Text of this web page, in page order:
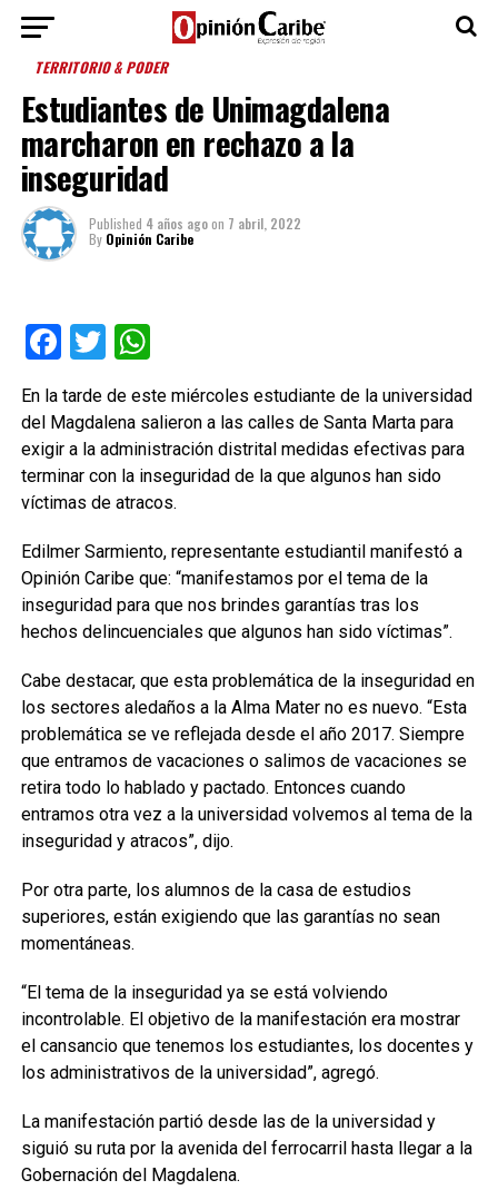
TERRITORIO & PODER
Estudiantes de Unimagdalena
marcharon en rechazo a la
inseguridad
Published 4 años agoon 7 abril, 2022
By Opinión Caribe
Facebook
TwitterWhatsApp
En la tarde de este miércoles estudiante de la universidad
del Magdalena salieron a las calles de Santa Marta para
exigir a la administración distrital medidas efectivas para
terminar con la inseguridad de la que algunos han sido
víctimas de atracos.
Edilmer Sarmiento, representante estudiantil manifestó a
Opinión Caribe que: “manifestamos por el tema de la
inseguridad para que nos brindes garantías tras los
hechos delincuenciales que algunos han sido víctimas”.
Cabe destacar, que esta problemática de la inseguridad en
los sectores aledaños a la Alma Mater no es nuevo. “Esta
problemática se ve reflejada desde el año 2017. Siempre
que entramos de vacaciones o salimos de vacaciones se
retira todo lo hablado y pactado. Entonces cuando
entramos otra vez a la universidad volvemos al tema de la
inseguridad y atracos”, dijo.
Por otra parte, los alumnos de la casa de estudios
superiores, están exigiendo que las garantías no sean
momentáneas.
“El tema de la inseguridad ya se está volviendo
incontrolable. El objetivo de la manifestación era mostrar
el cansancio que tenemos los estudiantes, los docentes y
los administrativos de la universidad”, agregó.
La manifestación partió desde las de la universidad y
siguió su ruta por la avenida del ferrocarril hasta llegar a la
Gobernación del Magdalena.